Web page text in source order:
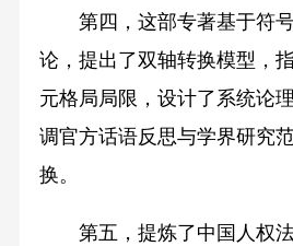
第四，这部专著基于符号
论，提出了双轴转换模型，
元格局局限，设计了系统论
调官方话语反思与学界研究
换。
第五，提炼了中国人权法